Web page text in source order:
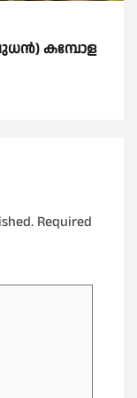
ബുധൻ) കമ്പോള
Required